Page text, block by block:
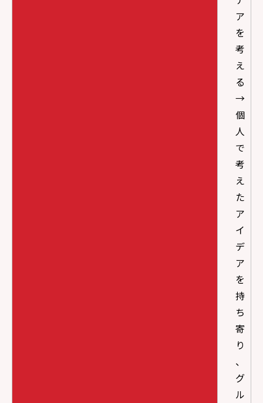
ア
を
考
え
る
→
個
人
で
考
え
た
ア
イ
デ
ア
を
持
ち
寄
り
、
グ
ル